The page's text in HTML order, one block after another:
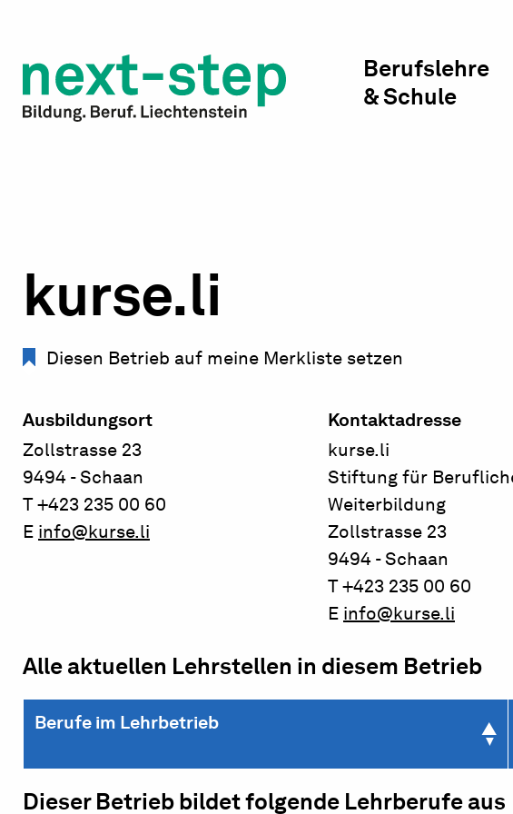
Laufbahn & Weiterbildung
Beratung & Unterstützung
Berufslehre
& Schule
kurse.li
Diesen Betrieb auf meine Merkliste setzen
Ausbildungsort
Zollstrasse 23
9494 - Schaan
T +423 235 00 60
E info@kurse.li
Kontaktadresse
kurse.li
Stiftung für
Weiterbildung
Zollstrasse 23
9494 - Schaan
T +423 235 00 60
E info@kurse.li
Alle aktuellen Lehrstellen in diesem Betrieb
Berufe im Lehrbetrieb
Dieser Betrieb bildet folgende Lehrberufe aus